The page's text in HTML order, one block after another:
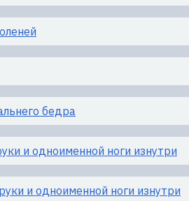
бедра
и одноименной ноги изнутри
и одноименной ноги изнутри